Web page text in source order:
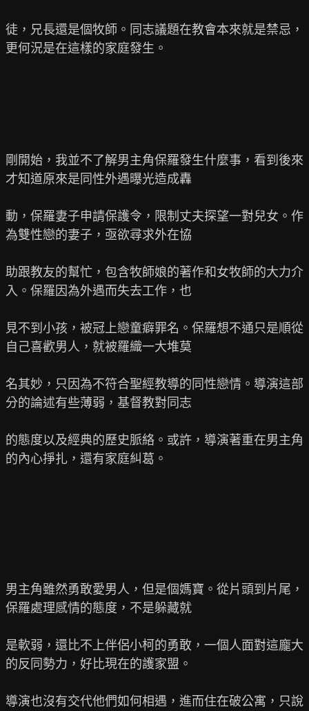
徒，兄長還是個牧師。同志議題在教會本來就是禁忌，
更何況是在這樣的家庭發生。
剛開始，我並不了解男主角保羅發生什麼事，看到後來
才知道原來是同性外遇曝光造成轟
動，保羅妻子申請保護令，限制丈夫探望一對兒女。作
為雙性戀的妻子，亟欲尋求外在協
助跟教友的幫忙，包含牧師娘的著作和女牧師的大力介
入。保羅因為外遇而失去工作，也
見不到小孩，被冠上戀童癖罪名。保羅想不通只是順從
自己喜歡男人，就被羅織一大堆莫
名其妙，只因為不符合聖經教導的同性戀情。導演這部
分的論述有些薄弱，基督教對同志
的態度以及經典的歷史脈絡。或許，導演著重在男主角
的內心掙扎，還有家庭糾葛。
男主角雖然勇敢愛男人，但是個媽寶。從片頭到片尾，
保羅處理感情的態度，不是躲藏就
是軟弱，還比不上伴侶小柯的勇敢，一個人面對這龐大
的反同勢力，好比現在的護家盟。
導演也沒有交代他們如何相遇，進而住在破公寓，只說